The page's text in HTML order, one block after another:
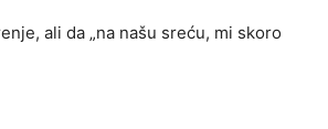
ali da „na našu sreću, mi skoro